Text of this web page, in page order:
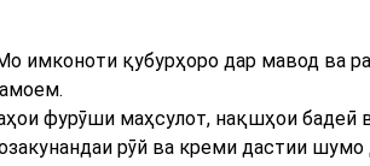
имконоти қубурҳоро дар мавод ва
фурӯши маҳсулот, нақшҳои бадеӣ
рӯй ва креми дастии шумо